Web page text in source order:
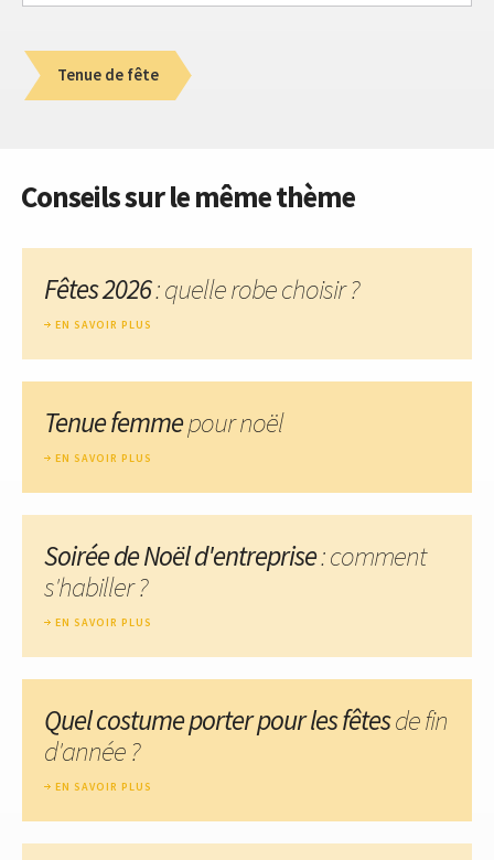
Tenue de fête
Conseils sur le même thème
Fêtes 2026: quelle robe choisir ?
EN SAVOIR PLUS
Tenue femmepour noël
EN SAVOIR PLUS
Soirée de Noël d'entreprise: comment
s'habiller ?
EN SAVOIR PLUS
Quel costume porter pour les fêtesde fin
d'année ?
EN SAVOIR PLUS